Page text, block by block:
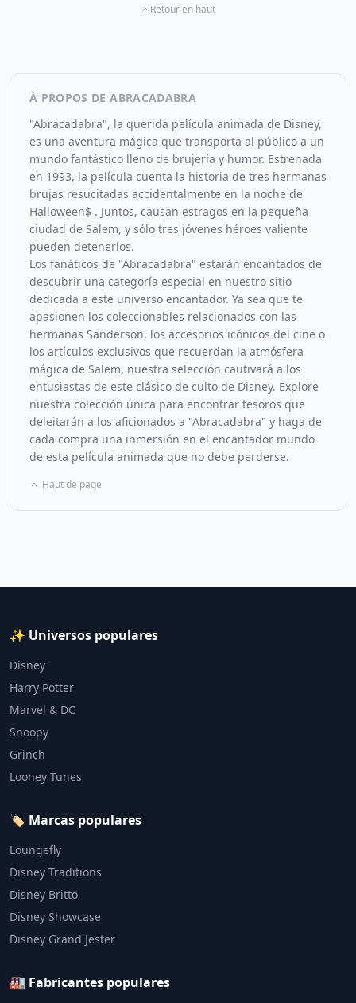
Retour en haut
À PROPOS DE ABRACADABRA
"Abracadabra", la querida película animada de Disney,
es una aventura mágica que transporta al público a un
mundo fantástico lleno de brujería y humor. Estrenada
en 1993, la película cuenta la historia de tres hermanas
brujas resucitadas accidentalmente en la noche de
Halloween$ . Juntos, causan estragos en la pequeña
ciudad de Salem, y sólo tres jóvenes héroes valiente
pueden detenerlos.
Los fanáticos de "Abracadabra" estarán encantados de
descubrir una categoría especial en nuestro sitio
dedicada a este universo encantador. Ya sea que te
apasionen los coleccionables relacionados con las
hermanas Sanderson, los accesorios icónicos del cine o
los artículos exclusivos que recuerdan la atmósfera
mágica de Salem, nuestra selección cautivará a los
entusiastas de este clásico de culto de Disney. Explore
nuestra colección única para encontrar tesoros que
deleitarán a los aficionados a "Abracadabra" y haga de
cada compra una inmersión en el encantador mundo
de esta película animada que no debe perderse.
Haut de page
✨ Universos populares
Disney
Harry Potter
Marvel & DC
Snoopy
Grinch
Looney Tunes
🏷️ Marcas populares
Loungefly
Disney Traditions
Disney Britto
Disney Showcase
Disney Grand Jester
🏭 Fabricantes populares